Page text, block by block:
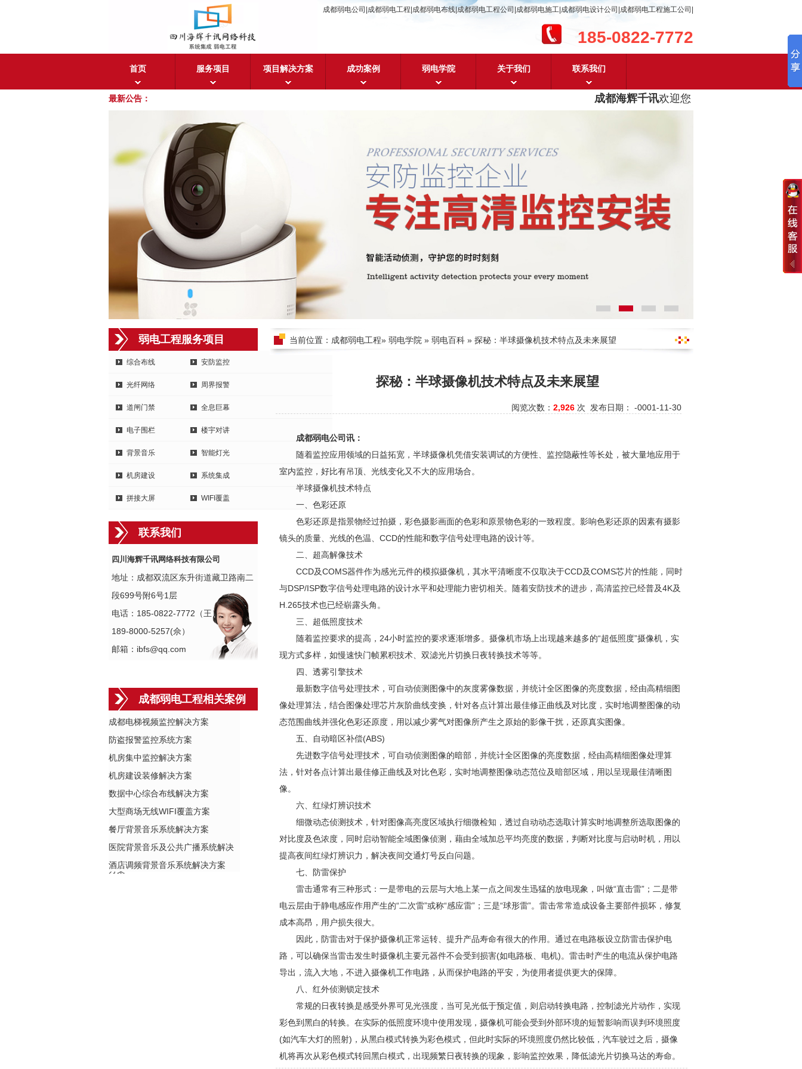
成都弱电公司|成都弱电工程|成都弱电布线|成都弱电工程公司|成都弱电施工|成都弱电设计公司|成都弱电工程施工公司|
185-0822-7772
首页 服务项目 项目解决方案 成功案例 弱电学院 关于我们 联系我们
最新公告： 成都海辉千讯欢迎您！
弱电工程服务项目
综合布线 安防监控
光纤网络 周界报警
道闸门禁 全息巨幕
电子围栏 楼宇对讲
背景音乐 智能灯光
机房建设 系统集成
拼接大屏 WIFI覆盖
联系我们
四川海辉千讯网络科技有限公司
地址：成都双流区东升街道藏卫路南二
段699号附6号1层
电话：185-0822-7772（王）
189-8000-5257(佘）
邮箱：ibfs@qq.com
成都弱电工程相关案例
成都电梯视频监控解决方案
防盗报警监控系统方案
机房集中监控解决方案
机房建设装修解决方案
数据中心综合布线解决方案
大型商场无线WIFI覆盖方案
餐厅背景音乐系统解决方案
医院背景音乐及公共广播系统解决
方案
酒店调频背景音乐系统解决方案
当前位置： 成都弱电工程» 弱电学院 » 弱电百科 » 探秘：半球摄像机技术特点及未来展望
探秘：半球摄像机技术特点及未来展望
阅览次数： 2,926 次 发布日期： -0001-11-30
成都弱电公司讯：
随着监控应用领域的日益拓宽，半球摄像机凭借安装调试的方便性、监控隐蔽性等长处，被大量地应用于
室内监控，好比有吊顶、光线变化又不大的应用场合。
半球摄像机技术特点
一、色彩还原
色彩还原是指景物经过拍摄，彩色摄影画面的色彩和原景物色彩的一致程度。影响色彩还原的因素有摄影
镜头的质量、光线的色温、CCD的性能和数字信号处理电路的设计等。
二、超高解像技术
CCD及COMS器件作为感光元件的模拟摄像机，其水平清晰度不仅取决于CCD及COMS芯片的性能，同时
与DSP/ISP数字信号处理电路的设计水平和处理能力密切相关。随着安防技术的进步，高清监控已经普及4K及
H.265技术也已经崭露头角。
三、超低照度技术
随着监控要求的提高，24小时监控的要求逐渐增多。摄像机市场上出现越来越多的“超低照度”摄像机，实
现方式多样，如慢速快门帧累积技术、双滤光片切换日夜转换技术等等。
四、透雾引擎技术
最新数字信号处理技术，可自动侦测图像中的灰度雾像数据，并统计全区图像的亮度数据，经由高精细图
像处理算法，结合图像处理芯片灰阶曲线变换，针对各点计算出最佳修正曲线及对比度，实时地调整图像的动
态范围曲线并强化色彩还原度，用以减少雾气对图像所产生之原始的影像干扰，还原真实图像。
五、自动暗区补偿(ABS)
先进数字信号处理技术，可自动侦测图像的暗部，并统计全区图像的亮度数据，经由高精细图像处理算
法，针对各点计算出最佳修正曲线及对比色彩，实时地调整图像动态范位及暗部区域，用以呈现最佳清晰图
像。
六、红绿灯辨识技术
细微动态侦测技术，针对图像高亮度区域执行细微检知，透过自动动态选取计算实时地调整所选取图像的
对比度及色浓度，同时启动智能全域图像侦测，藉由全域加总平均亮度的数据，判断对比度与启动时机，用以
提高夜间红绿灯辨识力，解决夜间交通灯号反白问题。
七、防雷保护
雷击通常有三种形式：一是带电的云层与大地上某一点之间发生迅猛的放电现象，叫做“直击雷”；二是带
电云层由于静电感应作用产生的“二次雷”或称“感应雷”；三是“球形雷”。雷击常常造成设备主要部件损坏，修复
成本高昂，用户损失很大。
因此，防雷击对于保护摄像机正常运转、提升产品寿命有很大的作用。通过在电路板设立防雷击保护电
路，可以确保当雷击发生时摄像机主要元器件不会受到损害(如电路板、电机)。雷击时产生的电流从保护电路
导出，流入大地，不进入摄像机工作电路，从而保护电路的平安，为使用者提供更大的保障。
八、红外侦测锁定技术
常规的日夜转换是感受外界可见光强度，当可见光低于预定值，则启动转换电路，控制滤光片动作，实现
彩色到黑白的转换。在实际的低照度环境中使用发现，摄像机可能会受到外部环境的短暂影响而误判环境照度
(如汽车大灯的照射)，从黑白模式转换为彩色模式，但此时实际的环境照度仍然比较低，汽车驶过之后，摄像
机将再次从彩色模式转回黑白模式，出现频繁日夜转换的现象，影响监控效果，降低滤光片切换马达的寿命。